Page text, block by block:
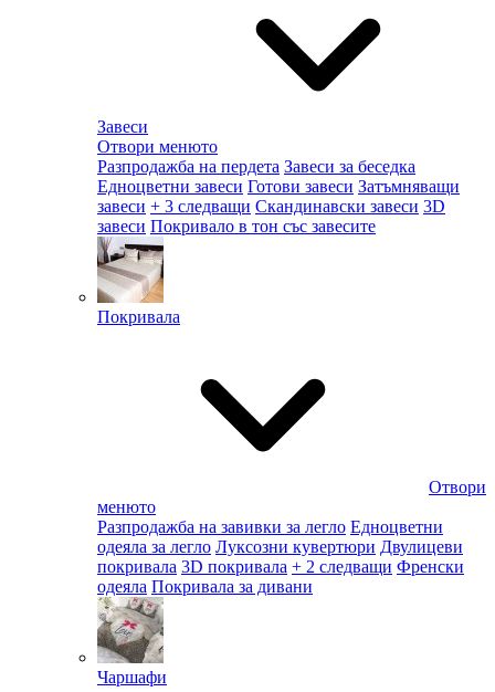
Завеси
Отвори менюто
Разпродажба на пердета Завеси за беседка
Едноцветни завеси Готови завеси Затъмняващи
завеси + 3 следващи Скандинавски завеси 3D
завеси Покривало в тон със завесите
Покривала
Отвори
менюто
Разпродажба на завивки за легло Едноцветни
одеяла за легло Луксозни кувертюри Двулицеви
покривала 3D покривала + 2 следващи Френски
одеяла Покривала за дивани
Чаршафи